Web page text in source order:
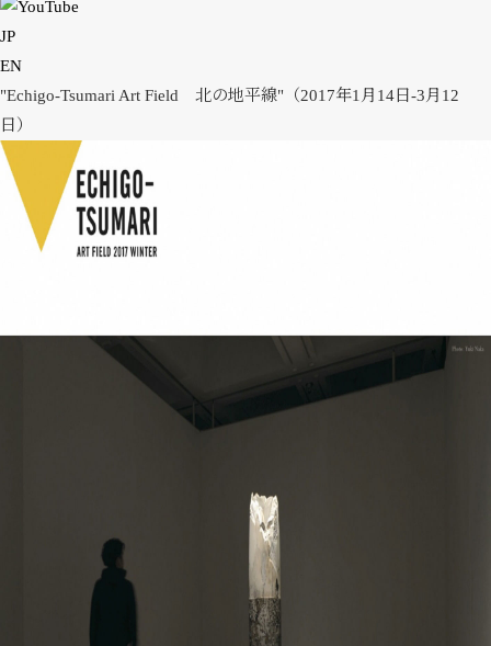
INSTALLATION VIEW
BIOGRAPHY
PUBLICATIONS
CONTACT
JP
EN
"Echigo-Tsumari Art Field 北の地平線"（2017年1月14日-3月12
日）